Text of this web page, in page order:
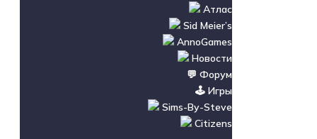
Атлас
Sid Meier’s
AnnoGames
Новости
💬 Форум
🕹️ Игры
Sims-By-Steve
Citizens